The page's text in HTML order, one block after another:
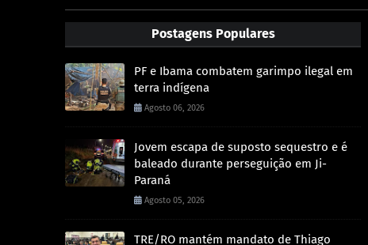
Postagens Populares
PF e Ibama combatem garimpo ilegal em
terra indígena
Agosto 06, 2026
Jovem escapa de suposto sequestro e é
baleado durante perseguição em Ji-
Paraná
Agosto 05, 2026
TRE/RO mantém mandato de Thiago